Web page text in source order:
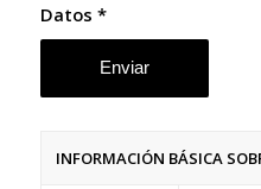
Datos *
INFORMACIÓN BÁSICA